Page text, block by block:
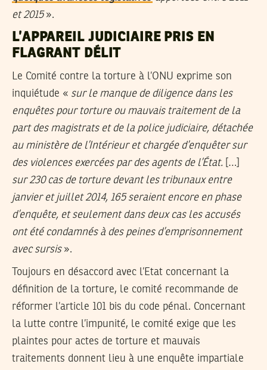
et 2015».
L’APPAREIL JUDICIAIRE PRIS EN
FLAGRANT DÉLIT
Le Comité contre la torture à l’ONU exprime son
inquiétude « sur le manque de diligence dans les
enquêtes pour torture ou mauvais traitement de la
part des magistrats et de la police judiciaire, détachée
au ministère de l’Intérieur et chargée d’enquêter sur
des violences exercées par des agents de l’État. […]
sur 230 cas de torture devant les tribunaux entre
janvier et juillet 2014, 165 seraient encore en phase
d’enquête, et seulement dans deux cas les accusés
ont été condamnés à des peines d’emprisonnement
avec sursis».
Toujours en désaccord avec l’Etat concernant la
définition de la torture, le comité recommande de
réformer l’article 101 bis du code pénal. Concernant
la lutte contre l’impunité, le comité exige que les
plaintes pour actes de torture et mauvais
traitements donnent lieu à une enquête impartiale